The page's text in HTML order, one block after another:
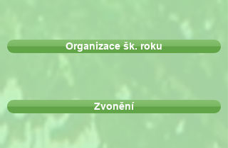
Organizace šk. roku
Zvonění